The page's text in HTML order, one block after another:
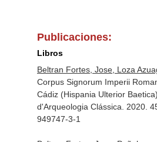
Publicaciones:
Libros
Beltran Fortes, Jose, Loza
Corpus Signorum Imperii
Cádiz (Hispania Ulterior
d'Arqueologia Clássica. 2020.
949747-3-1